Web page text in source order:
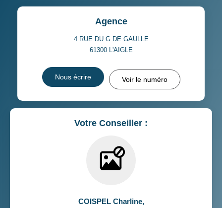
Agence
4 RUE DU G DE GAULLE
61300 L'AIGLE
Nous écrire Voir le numéro
Votre Conseiller :
COISPEL Charline,